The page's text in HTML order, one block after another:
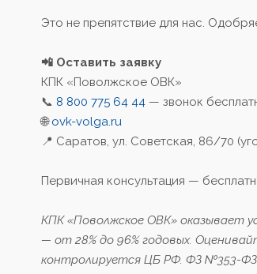
Это не препятствие для нас.
📲 Оставить заявку
КПК «Поволжское ОВК»
📞 8 800 775 64 44 — звонок
🌐ovk-volga.ru
📍 Саратов, ул. Советская, 86/70
Первичная консультация —
КПК «Поволжское ОВК» оказывает
— от 28% до 96% годовых.
контролируется ЦБ РФ. ФЗ №353-ФЗ.